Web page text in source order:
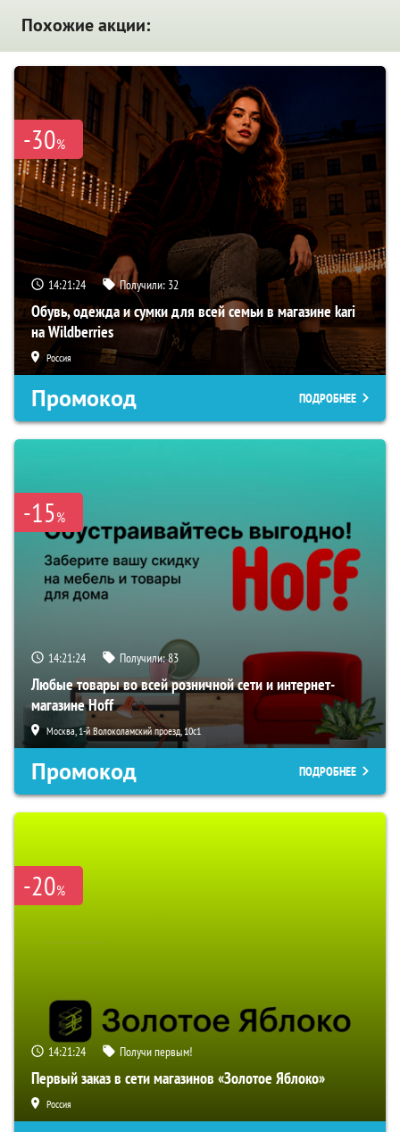
Похожие акции:
-30%
14:21:23 Получили: 32
Обувь, одежда и сумки для всей семьи в магазине kari
на Wildberries
Россия
Промокод ПОДРОБНЕЕ
-15%
14:21:23 Получили:83
Любые товары во всей розничной сети и интернет-
магазине Hoff
Москва, 1-й Волоколамский проезд, 10с1
Промокод ПОДРОБНЕЕ
-20%
14:21:23 Получи первым!
Первый заказ в сети магазинов «Золотое Яблоко»
Россия